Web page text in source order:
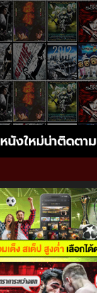
หนังใหม่น่าติดตาม